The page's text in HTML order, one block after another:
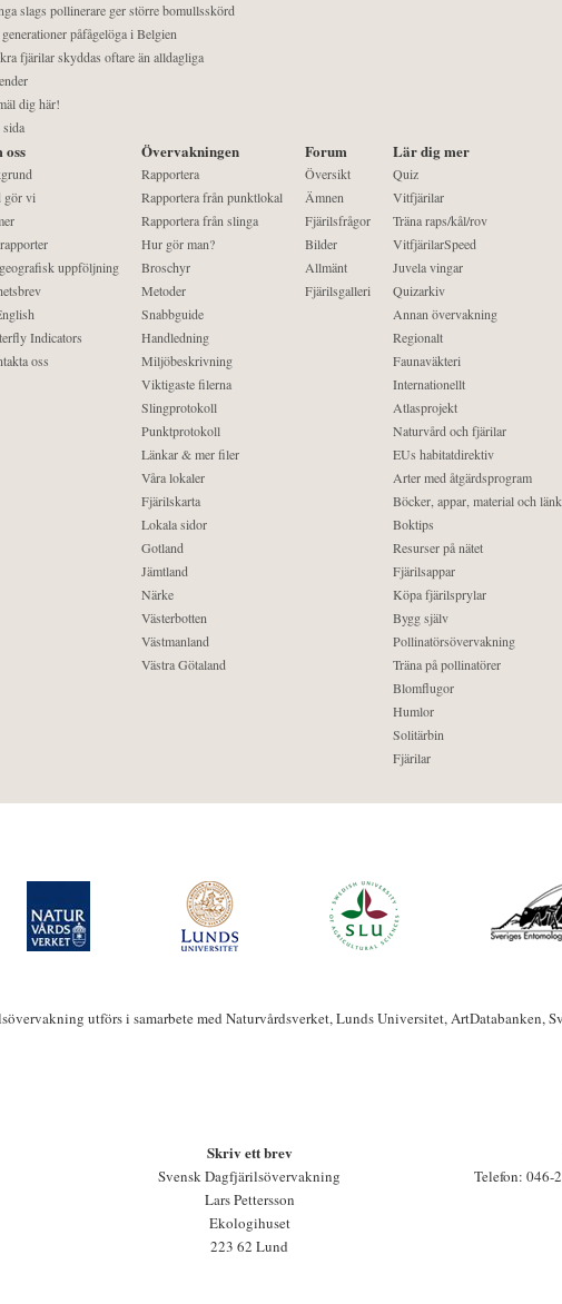
slags pollinerare ger större bomullsskörd
påfågelöga i Belgien
fjärilar skyddas oftare än alldagliga
dig här!
oss
gör vi
uppföljning
Indicators
oss
Övervakningen
Rapportera
Rapportera från punktlokal
Rapportera från slinga
Hur gör man?
Broschyr
Metoder
Snabbguide
Handledning
Miljöbeskrivning
Viktigaste filerna
Slingprotokoll
Punktprotokoll
Länkar & mer filer
Våra lokaler
Fjärilskarta
Lokala sidor
Gotland
Jämtland
Närke
Västerbotten
Västmanland
Västra Götaland
Forum
Översikt
Ämnen
Fjärilsfrågor
Bilder
Allmänt
Fjärilsgalleri
Lär dig mer
Quiz
Vitfjärilar
Träna raps/kål/rov
VitfjärilarSpeed
Juvela vingar
Quizarkiv
Annan övervakning
Regionalt
Faunaväkteri
Internationellt
Atlasprojekt
Naturvård och fjärilar
EUs habitatdirektiv
Arter med åtgärdsprogram
Böcker, appar, material och
Boktips
Resurser på nätet
Fjärilsappar
Köpa fjärilsprylar
Bygg själv
Pollinatörsövervakning
Träna på pollinatörer
Blomflugor
Humlor
Solitärbin
Fjärilar
utförs i samarbete med Naturvårdsverket, Lunds Universitet, ArtDatabanken,
Skriv ett brev
Svensk Dagfjärilsövervakning
Lars Pettersson
Ekologihuset
223 62 Lund
Telefon: 046-